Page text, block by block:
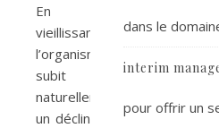
En
vieillissant,
l’organisme
subit
naturellement
un déclin
dans le
interim
pour offrir un